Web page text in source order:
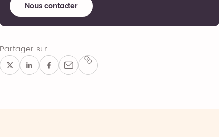
Nous contacter
Partager sur